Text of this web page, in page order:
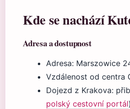
Kde se nachází
Adresa a dostupnost
Adresa: Marszowice
Vzdálenost od centra
Dojezd z Krakova:
polský cestovní portál)